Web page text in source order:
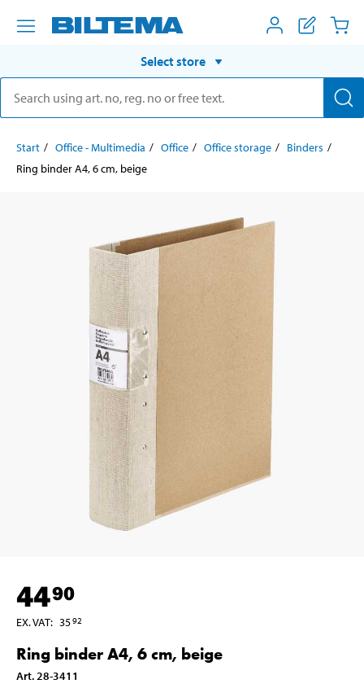
Select store
Start Office - Multimedia Office Office storage
Binders
Ring binder A4, 6 cm, beige
4490
EX. VAT: 3592
Ring binder A4, 6 cm, beige
Art. 28-3411